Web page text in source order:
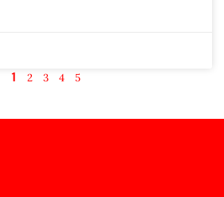
1 2 3 4 5